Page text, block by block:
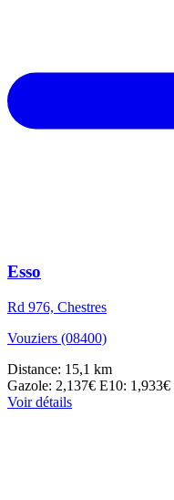
Esso
Rd 976, Chestres
Vouziers (08400)
Distance: 15,1 km
Gazole: 2,137€ E10: 1,933€
Voir détails